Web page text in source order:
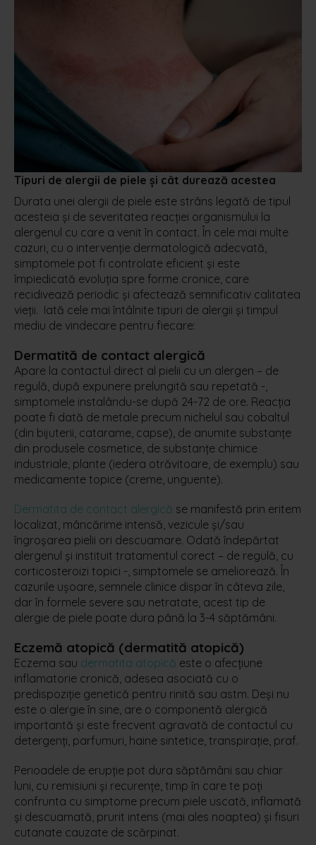
Tipuri de alergii de piele și cât durează acestea
Durata unei alergii de piele este strâns legată de tipul
acesteia și de severitatea reacției organismului la
alergenul cu care a venit în contact. În cele mai multe
cazuri, cu o intervenție dermatologică adecvată,
simptomele pot fi controlate eficient și este
împiedicată evoluția spre forme cronice, care
recidivează periodic și afectează semnificativ calitatea
vieții. Iată cele mai întâlnite tipuri de alergii și timpul
mediu de vindecare pentru fiecare:
Dermatită de contact alergică
Apare la contactul direct al pielii cu un alergen – de
regulă, după expunere prelungită sau repetată -,
simptomele instalându-se după 24-72 de ore. Reacția
poate fi dată de metale precum nichelul sau cobaltul
(din bijuterii, catarame, capse), de anumite substanțe
din produsele cosmetice, de substanțe chimice
industriale, plante (iedera otrăvitoare, de exemplu) sau
medicamente topice (creme, unguente).
Dermatita de contact alergică se manifestă prin eritem
localizat, mâncărime intensă, vezicule și/sau
îngroșarea pielii ori descuamare. Odată îndepărtat
alergenul și instituit tratamentul corect – de regulă, cu
corticosteroizi topici -, simptomele se ameliorează. În
cazurile ușoare, semnele clinice dispar în câteva zile,
dar în formele severe sau netratate, acest tip de
alergie de piele poate dura până la 3-4 săptămâni.
Eczemă atopică (dermatită atopică)
Eczema sau dermatita atopică este o afecțiune
inflamatorie cronică, adesea asociată cu o
predispoziție genetică pentru rinită sau astm. Deși nu
este o alergie în sine, are o componentă alergică
importantă și este frecvent agravată de contactul cu
detergenți, parfumuri, haine sintetice, transpirație, praf.
Perioadele de erupție pot dura săptămâni sau chiar
luni, cu remisiuni și recurențe, timp în care te poți
confrunta cu simptome precum piele uscată, inflamată
și descuamată, prurit intens (mai ales noaptea) și fisuri
cutanate cauzate de scărpinat.